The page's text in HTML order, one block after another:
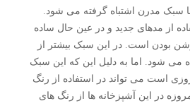
سبک مدرن اشتباه گرفته می شود.
از مدهای جدید و در عین حال ساده
بودن است. در این سبک بیشتر از
می شود. اما به دلیل این که این سبک
است می تواند در استفاده از رنگ
در این آشپزخانه ها از رنگ های